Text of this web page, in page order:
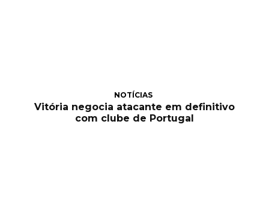
NOTÍCIAS
Vitória negocia atacante em definitivo
com clube de Portugal